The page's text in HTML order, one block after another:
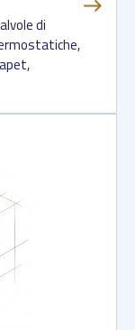
di